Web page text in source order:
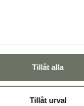
Tillåt alla
Tillåt urval